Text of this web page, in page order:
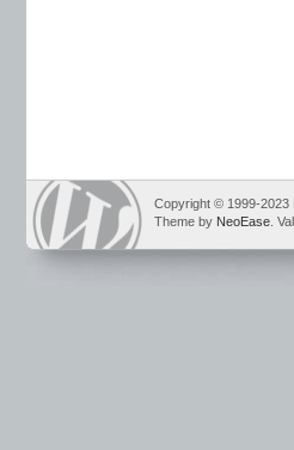
Copyright © 1999-2023
Theme by NeoEase .